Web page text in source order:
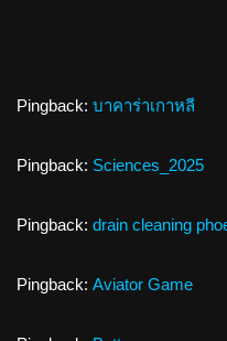
Pingback: บาคาร่าเกาหลี
Pingback: Sciences_2025
Pingback: drain cleaning
Pingback: Aviator Game